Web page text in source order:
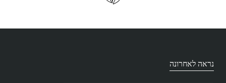
נראה לאחרונה